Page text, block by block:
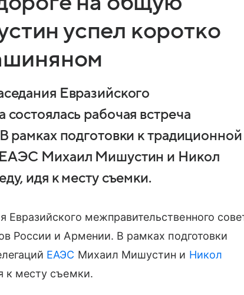
успел коротко
Евразийского
рабочая встреча
подготовки к традиционной
Михаил Мишустин и Никол
идя к месту съемки.
Евразийского межправительственного
России и Армении. В рамках подготовки
ЕАЭС Михаил Мишустин и Никол
к месту съемки.